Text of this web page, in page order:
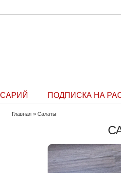
ПОДПИСКА НА
Главная » Салаты